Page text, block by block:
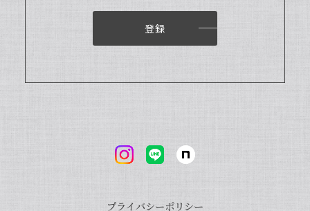
登録
プライバシーポリシー